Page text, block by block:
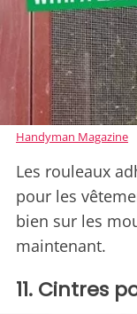
Handyman Magazine
Les rouleaux
pour les
bien sur les
maintenant.
11. Cintres